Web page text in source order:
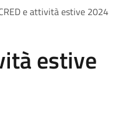
e attività estive 2024
estive